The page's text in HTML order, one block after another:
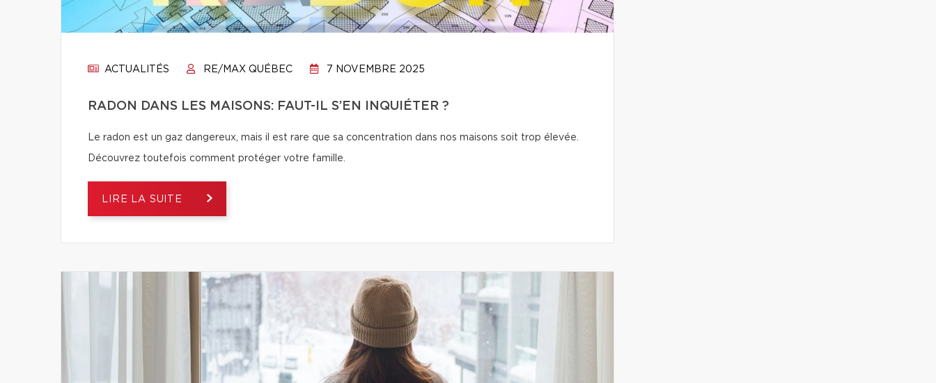
ACTUALITÉS RE/MAX QUÉBEC 7 NOVEMBRE 2025
RADON DANS LES MAISONS: FAUT-IL S’EN INQUIÉTER ?
Le radon est un gaz dangereux, mais il est rare que sa concentration dans nos maisons soit trop élevée.
Découvrez toutefois comment protéger votre famille.
LIRE LA SUITE